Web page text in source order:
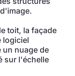
toit, la façade
logiciel
nuage de
sur l'échelle